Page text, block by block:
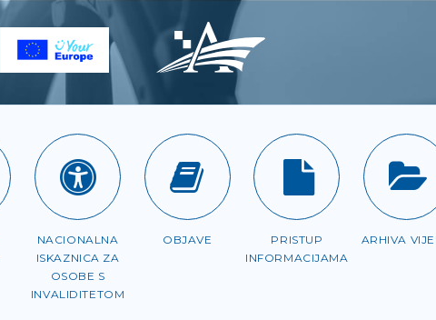
NACIONALNA
ISKAZNICA ZA
OSOBE S
INVALIDITETOM
OBJAVE
PRISTUP
INFORMACIJAMA
ARHIVA